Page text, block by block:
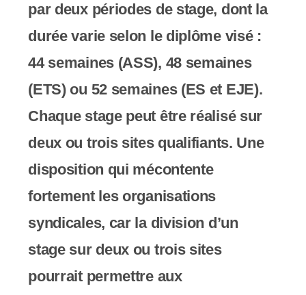
par deux périodes de stage, dont la
durée varie selon le diplôme visé :
44 semaines (ASS), 48 semaines
(ETS) ou 52 semaines (ES et EJE).
Chaque stage peut être réalisé sur
deux ou trois sites qualifiants. Une
disposition qui mécontente
fortement les organisations
syndicales, car la division d’un
stage sur deux ou trois sites
pourrait permettre aux